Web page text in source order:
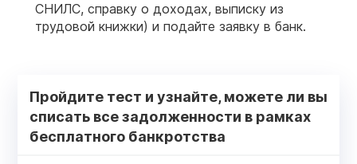
СНИЛС, справку о доходах, выписку из
трудовой книжки) и подайте заявку в банк.
Пройдите тест и узнайте, можете ли вы
списать все задолженности в рамках
бесплатного банкротства